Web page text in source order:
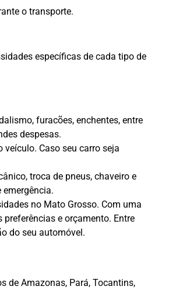
o transporte.
específicas de cada tipo de
furacões, enchentes, entre
despesas.
Caso seu carro seja
troca de pneus, chaveiro e
no Mato Grosso. Com uma
e orçamento. Entre
do seu automóvel.
de Amazonas, Pará, Tocantins,